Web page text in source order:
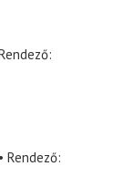
Rendező